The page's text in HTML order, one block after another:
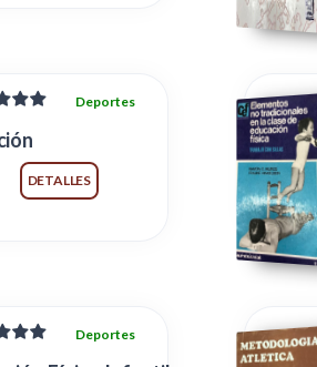
Deportes
DETALLES
Deportes